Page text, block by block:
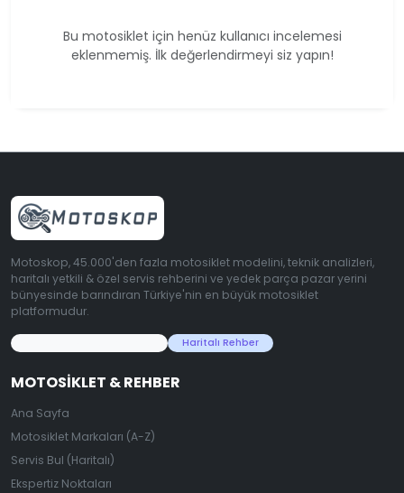
Bu motosiklet için henüz kullanıcı incelemesi
eklenmemiş. İlk değerlendirmeyi siz yapın!
Motoskop, 45.000'den fazla motosiklet modelini, teknik analizleri,
haritalı yetkili & özel servis rehberini ve yedek parça pazar yerini
bünyesinde barındıran Türkiye'nin en büyük motosiklet
platformudur.
Haritalı Rehber
MOTOSIKLET & REHBER
Ana Sayfa
Motosiklet Markaları (A-Z)
Servis Bul (Haritalı)
Ekspertiz Noktaları